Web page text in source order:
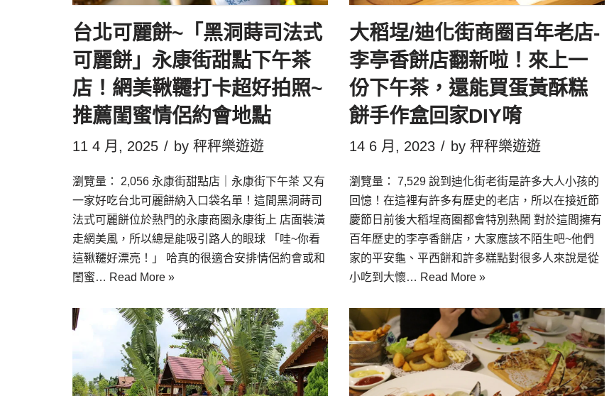
台北可麗餅~「黑洞蒔司法式
可麗餅」永康街甜點下午茶
店！網美鞦韆打卡超好拍照~
推薦閨蜜情侶約會地點
11 4 月, 2025 by 秤秤樂遊遊
瀏覽量： 2,056 永康街甜點店｜永康街下午茶 又有
一家好吃台北可麗餅納入口袋名單！這間黑洞蒔司
法式可麗餅位於熱門的永康商圈永康街上 店面裝潢
走網美風，所以總是能吸引路人的眼球 「哇~你看
這鞦韆好漂亮！」 哈真的很適合安排情侶約會或和
閨蜜… Read More »
大稻埕/迪化街商圈百年老店-
李亭香餅店翻新啦！來上一
份下午茶，還能買蛋黃酥糕
餅手作盒回家DIY唷
14 6 月, 2023 by 秤秤樂遊遊
瀏覽量： 7,529 說到迪化街老街是許多大人小孩的
回憶！在這裡有許多有歷史的老店，所以在接近節
慶節日前後大稻埕商圈都會特別熱鬧 對於這間擁有
百年歷史的李亭香餅店，大家應該不陌生吧~他們
家的平安龜、平西餅和許多糕點對很多人來說是從
小吃到大懷… Read More »